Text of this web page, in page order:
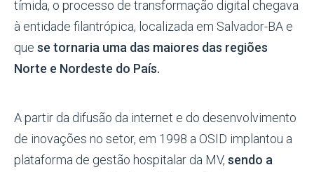
tímida, o processo de transformação digital chegava
à entidade filantrópica, localizada em Salvador-BA e
que se tornaria uma das maiores das regiões
Norte e Nordeste do País.
A partir da difusão da internet e do desenvolvimento
de inovações no setor, em 1998 a OSID implantou a
plataforma de gestão hospitalar da MV, sendo a